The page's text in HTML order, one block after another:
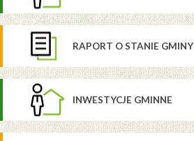
RAPORT O STANIE GMINY
INWESTYCJE GMINNE